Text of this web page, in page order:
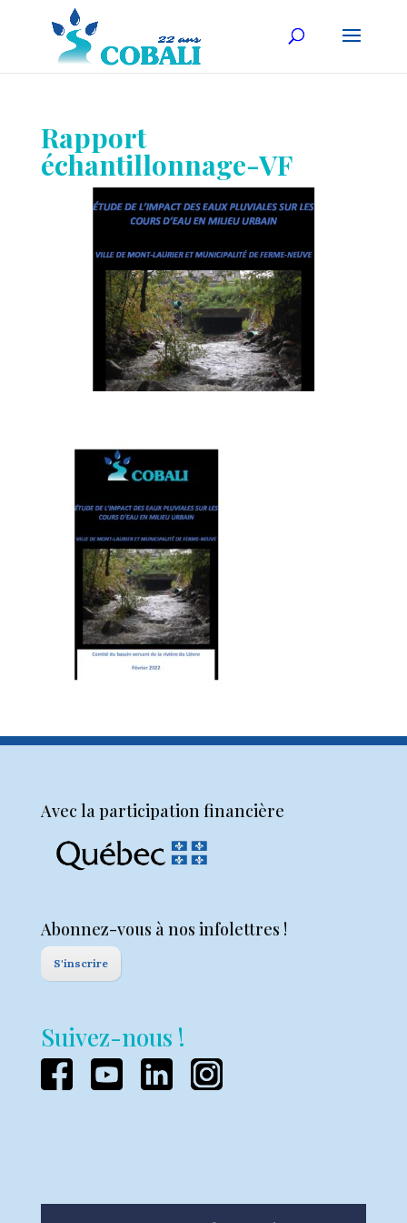
Rapport
échantillonnage-VF
Avec la participation financière
Abonnez-vous à nos infolettres !
S'inscrire
Suivez-nous !